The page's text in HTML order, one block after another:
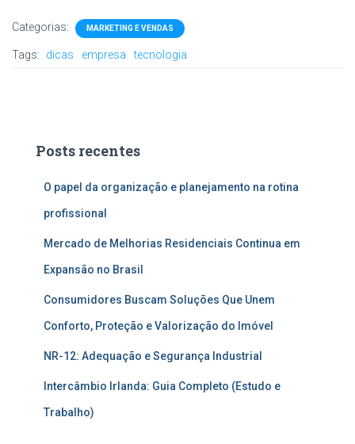
Categorias: MARKETING E VENDAS
Tags: dicas empresa tecnologia
Posts recentes
O papel da organização e planejamento na rotina
profissional
Mercado de Melhorias Residenciais Continua em
Expansão no Brasil
Consumidores Buscam Soluções Que Unem
Conforto, Proteção e Valorização do Imóvel
NR-12: Adequação e Segurança Industrial
Intercâmbio Irlanda: Guia Completo (Estudo e
Trabalho)